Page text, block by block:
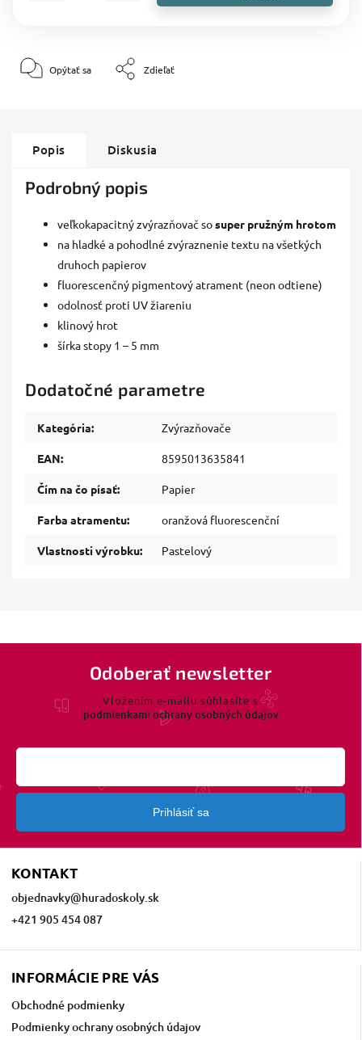
Opýtať sa Zdieľať
Popis Diskusia
Podrobný popis
veľkokapacitný zvýrazňovač sosuper pružným hrotom
na hladké a pohodlné zvýraznenie textu na všetkých
druhoch papierov
fluorescenčný pigmentový atrament (neon odtiene)
odolnosť proti UV žiareniu
klinový hrot
šírka stopy 1 – 5 mm
Dodatočné parametre
Kategória: Zvýrazňovače
EAN: 8595013635841
Čím na čo písať: Papier
Farba atramentu: oranžová fluorescenční
Vlastnosti výrobku: Pastelový
KONTAKT
objednavky@huradoskoly.sk
+421 905 454 087
INFORMÁCIE PRE VÁS
Obchodné podmienky
Podmienky ochrany osobných údajov
Odoberať newsletter
Vložením e-mailu súhlasíte s
podmienkami ochrany osobných údajov
Prihlásiť sa